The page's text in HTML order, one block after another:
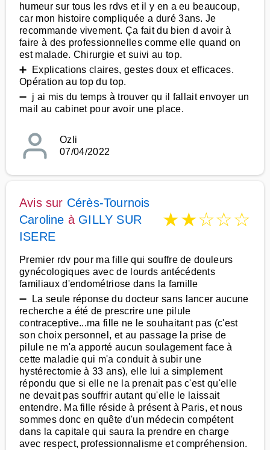
humeur sur tous les rdvs et il y en a eu beaucoup,
car mon histoire compliquée a duré 3ans. Je
recommande vivement. Ça fait du bien d avoir à
faire à des professionnelles comme elle quand on
est malade. Chirurgie et suivi au top.
➕ Explications claires, gestes doux et efficaces.
Opération au top du top.
➖ j ai mis du temps à trouver qu il fallait envoyer un
mail au cabinet pour avoir une place.
Ozli
07/04/2022
Avis sur Cérès-Tournois
Caroline à GILLY SUR
ISERE
★★☆☆☆
Premier rdv pour ma fille qui souffre de douleurs
gynécologiques avec de lourds antécédents
familiaux d'endométriose dans la famille
➖ La seule réponse du docteur sans lancer aucune
recherche a été de prescrire une pilule
contraceptive...ma fille ne le souhaitant pas (c'est
son choix personnel, et au passage la prise de
pilule ne m'a apporté aucun soulagement face à
cette maladie qui m'a conduit à subir une
hystérectomie à 33 ans), elle lui a simplement
répondu que si elle ne la prenait pas c'est qu'elle
ne devait pas souffrir autant qu'elle le laissait
entendre. Ma fille réside à présent à Paris, et nous
sommes donc en quête d'un médecin compétent
dans la capitale qui saura la prendre en charge
avec respect, professionnalisme et compréhension.